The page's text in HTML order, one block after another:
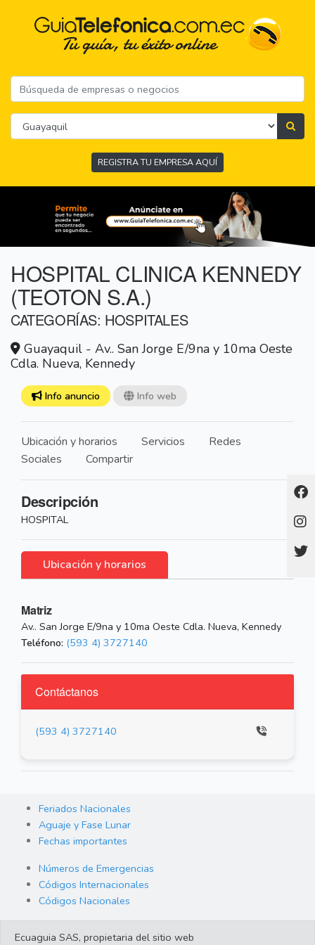
REGISTRA TU EMPRESA AQUÍ
HOSPITAL CLINICA KENNEDY
(TEOTON S.A.)
CATEGORÍAS: HOSPITALES
Guayaquil - Av.. San Jorge E/9na y 10ma Oeste
Cdla. Nueva, Kennedy
Info anuncio Info web
Ubicación y horarios Servicios
Redes
Sociales
Compartir
Descripción
HOSPITAL
Ubicación y horarios
Matriz
Av.. San Jorge E/9na y 10ma Oeste Cdla. Nueva, Kennedy
Teléfono: (593 4) 3727140
Contáctanos
(593 4) 3727140
Feriados Nacionales
Aguaje y Fase Lunar
Fechas importantes
Números de Emergencias
Códigos Internacionales
Códigos Nacionales
Ecuaguia SAS, propietaria del sitio web